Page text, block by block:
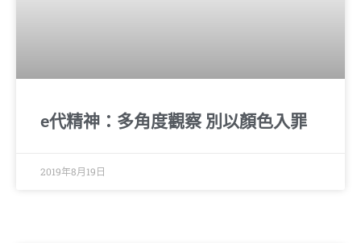
e代精神：多角度觀察 別以顏色入罪
2019年8月19日